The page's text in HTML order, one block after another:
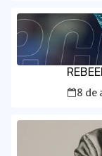
8 de